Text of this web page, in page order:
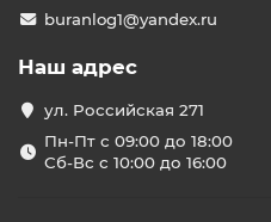
buranlog1@yandex.ru
Наш адрес
ул. Российская 271
Пн-Пт с 09:00 до 18:00
Сб-Вс с 10:00 до 16:00